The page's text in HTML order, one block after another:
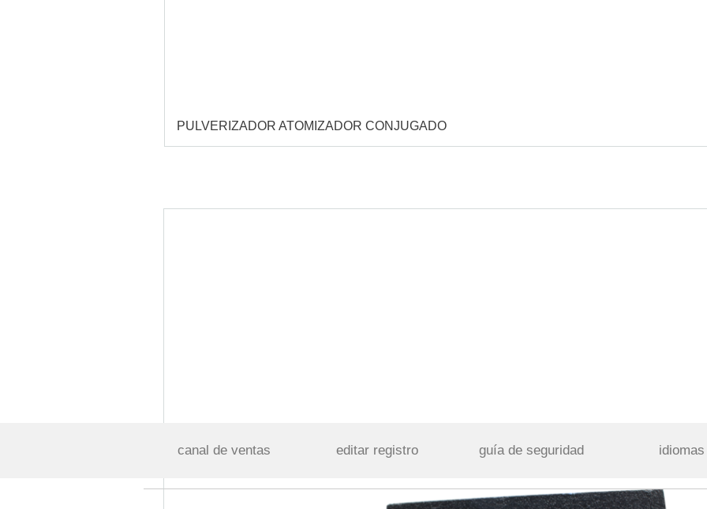
PULVERIZADOR ATOMIZADOR CONJUGADO
canal de ventas editar registro guía de seguridad idiomas